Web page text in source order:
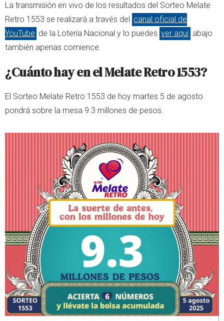
La transmisión en vivo de los resultados del Sorteo Melate
Retro 1553 se realizará a través del
canal oficial de
YouTube de la Lotería Nacional y lo puedes ver aquí abajo
también apenas comience.
¿Cuánto hay en el Melate Retro 1553?
El Sorteo Melate Retro 1553 de hoy martes 5 de agosto
pondrá sobre la mesa 9.3 millones de pesos.